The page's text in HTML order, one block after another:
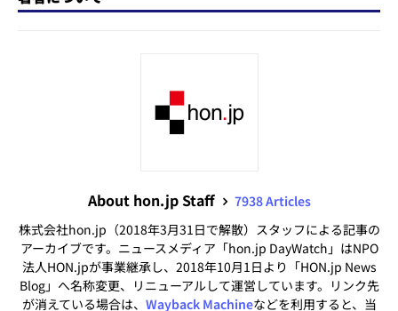
About hon.jp Staff
7938 Articles
株式会社hon.jp（2018年3月31日で解散）スタッフによる記事の
アーカイブです。ニュースメディア「hon.jp DayWatch」はNPO
法人HON.jpが事業継承し、2018年10月1日より「HON.jp News
Blog」へ名称変更、リニューアルして運営しています。リンク先
が消えている場合は、 Wayback Machineなどを利用すると、当